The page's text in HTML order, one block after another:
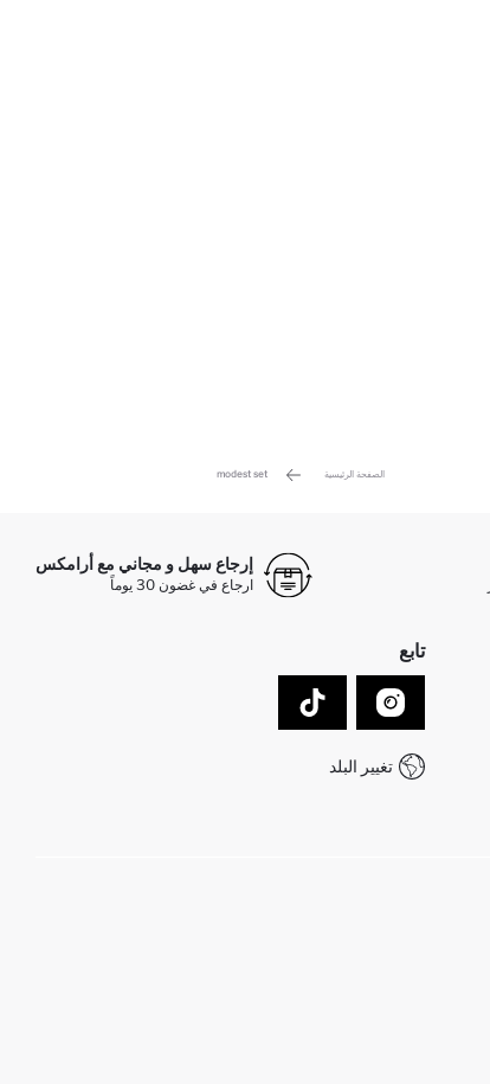
الصفحة الرئيسية modest set
إرجاع سهل و مجاني مع أرامكس
ارجاع في غضون 30 يوماً
تابع
تغيير البلد